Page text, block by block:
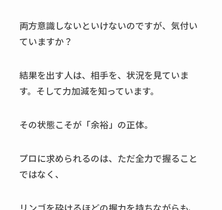
両方意識しないといけないのですが、気付い
ていますか？
結果を出す人は、相手を、状況を見ていま
す。そして力加減を知っています。
その状態こそが「余裕」の正体。
プロに求められるのは、ただ全力で握ること
ではなく、
リンゴを砕けるほどの握力を持ちながらも、